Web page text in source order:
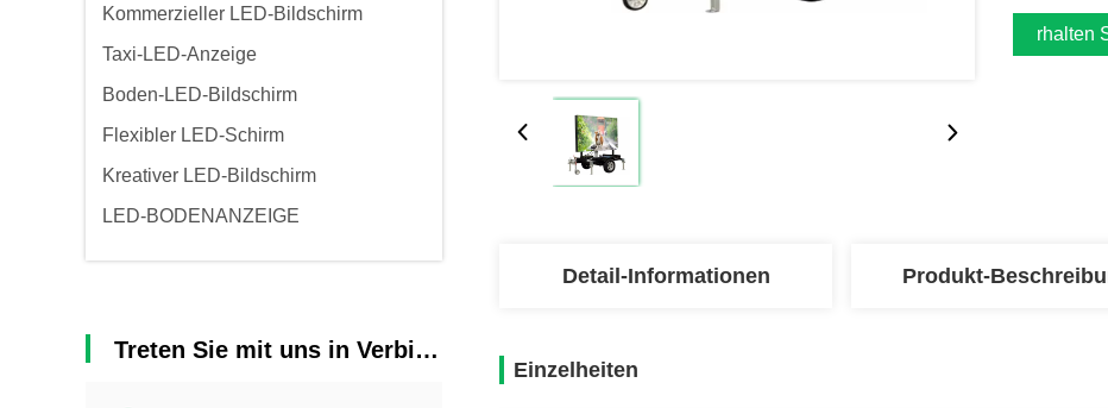
Kommerzieller LED-Bildschirm
Taxi-LED-Anzeige
Boden-LED-Bildschirm
Flexibler LED-Schirm
Kreativer LED-Bildschirm
LED-BODENANZEIGE
Treten Sie mit uns in Verbindung
Erhalten
Detail-Informationen Produkt-
Einzelheiten